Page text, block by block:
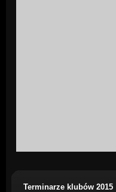
Terminarze klubów 2015